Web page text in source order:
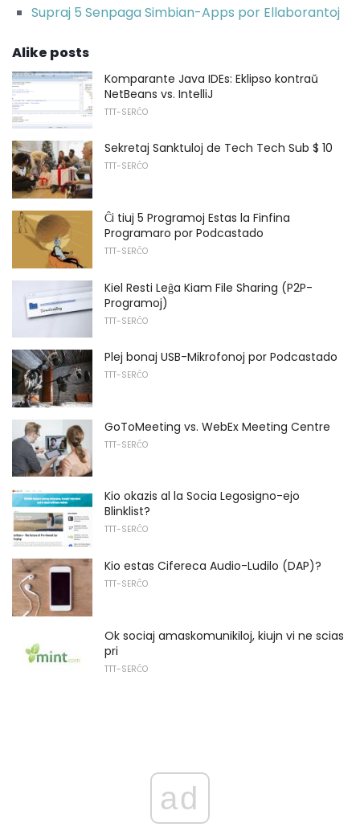
Supraj 5 Senpaga Simbian-Apps por Ellaborantoj
Alike posts
Komparante Java IDEs: Eklipso kontraŭ
NetBeans vs. IntelliJ
TTT-SERĈO
Sekretaj Sanktuloj de Tech Tech Sub $ 10
TTT-SERĈO
Ĉi tiuj 5 Programoj Estas la Finfina
Programaro por Podcastado
TTT-SERĈO
Kiel Resti Leĝa Kiam File Sharing (P2P-
Programoj)
TTT-SERĈO
Plej bonaj USB-Mikrofonoj por Podcastado
TTT-SERĈO
GoToMeeting vs. WebEx Meeting Centre
TTT-SERĈO
Kio okazis al la Socia Legosigno-ejo
Blinklist?
TTT-SERĈO
Kio estas Cifereca Audio-Ludilo (DAP)?
TTT-SERĈO
Ok sociaj amaskomunikiloj, kiujn vi ne scias
pri
TTT-SERĈO
ad